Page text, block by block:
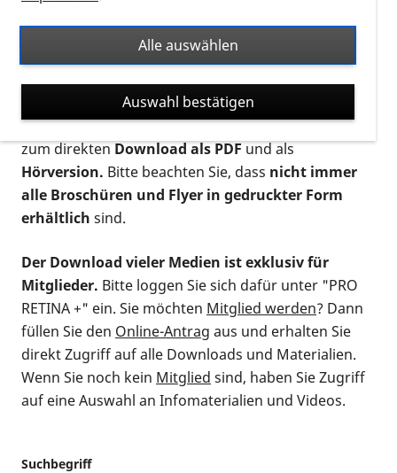
Ort. Nutzen Sie den Formatfilter, um ausschließlich
nach Flyern und Broschüren, Audios oder Videos zu
suchen. Die meisten Flyer und Broschüren werden in
verschiedenen Formaten angeboten: zur
postalischen Bestellung als gedruckte Variante
zum direktenDownload als PDFund als
Hörversion. Bitte beachten Sie, dass nicht immer
alle Broschüren und Flyer in gedruckter Form
erhältlich sind.
Der Download vieler Medien ist exklusiv für
Mitglieder. Bitte loggen Sie sich dafür unter "PRO
RETINA +" ein. Sie möchten Mitglied werden? Dann
füllen Sie den Online-Antrag aus und erhalten Sie
direkt Zugriff auf alle Downloads und Materialien.
Wenn Sie noch kein Mitglied sind, haben Sie Zugriff
auf eine Auswahl an Infomaterialien und Videos.
Suchbegriff
Alle auswählen
Auswahl bestätigen